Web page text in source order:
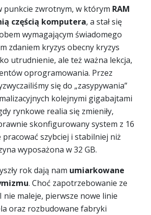
punkcie zwrotnym, w którym RAM
częścią komputera, a stał się
wymagającym świadomego
zdaniem kryzys obecny kryzys
utrudnienie, ale też ważna lekcja,
oprogramowania. Przez
się do „zasypywania”
kolejnymi gigabajtami
rynkowe realia się zmieniły,
skonfigurowany system z 16
pracować szybciej i stabilniej niż
wyposażona w 32 GB.
rok dają nam umiarkowane
. Choć zapotrzebowanie ze
maleje, pierwsze nowe linie
oraz rozbudowane fabryki